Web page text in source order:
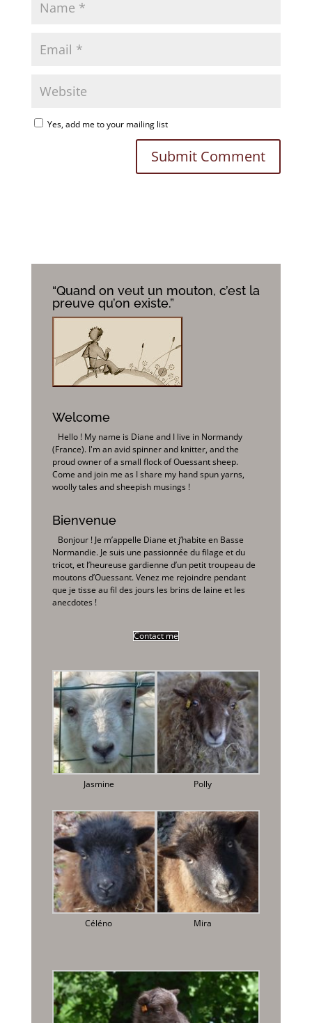
Yes, add me to your mailing list
“Quand on veut un mouton, c’est la
preuve qu’on existe.”
Welcome
Hello ! My name is Diane and I live in Normandy
(France). I'm an avid spinner and knitter, and the
proud owner of a small flock of Ouessant sheep.
Come and join me as I share my hand spun yarns,
woolly tales and sheepish musings !
Bienvenue
Bonjour ! Je m’appelle Diane et j’habite en Basse
Normandie. Je suis une passionnée du filage et du
tricot, et l’heureuse gardienne d’un petit troupeau de
moutons d’Ouessant. Venez me rejoindre pendant
que je tisse au fil des jours les brins de laine et les
anecdotes !
Contact me
Jasmine Polly
Céléno Mira